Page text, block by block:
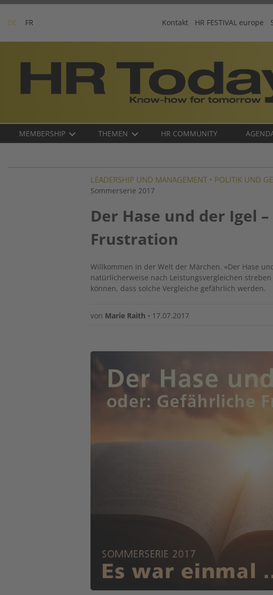
Skip
content
DE FR Kontakt HR FESTIVAL europe
Main
DE
MEMBERSHIP THEMEN HR COMMUNITY
LEADERSHIP UND MANAGEMENT • POLITIK UND
Sommerserie 2017
Der Hase und der Igel
Frustration
Willkommen in der Welt der Märchen. «Der Hase
natürlicherweise nach Leistungsvergleichen
können, dass solche Vergleiche gefährlich werden.
von Marie Raith • 17.07.2017